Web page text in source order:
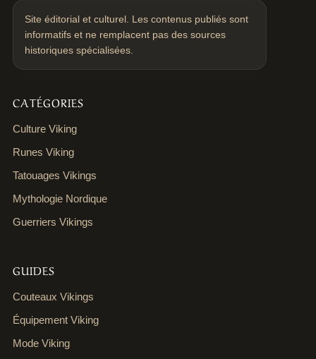
Site éditorial et culturel. Les contenus publiés sont
informatifs et ne remplacent pas des sources
historiques spécialisées.
CATÉGORIES
Culture Viking
Runes Viking
Tatouages Vikings
Mythologie Nordique
Guerriers Vikings
GUIDES
Couteaux Vikings
Équipement Viking
Mode Viking